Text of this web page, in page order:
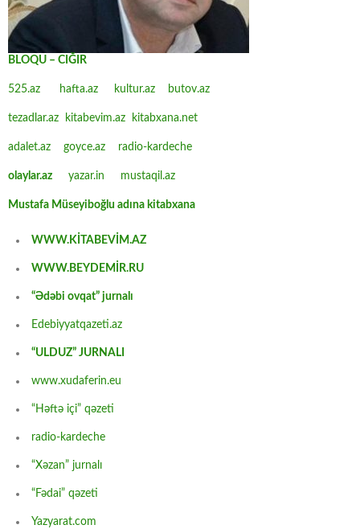
BLOQU – CIĞIR
525.az hafta.az kultur.az butov.az
tezadlar.az kitabevim.az kitabxana.net
adalet.az goyce.az radio-kardeche
olaylar.az yazar.in mustaqil.az
Mustafa Müseyiboğlu adına kitabxana
WWW.KİTABEVİM.AZ
WWW.BEYDEMİR.RU
“Ədəbi ovqat” jurnalı
Edebiyyatqazeti.az
“ULDUZ” JURNALI
www.xudaferin.eu
“Həftə içi” qəzeti
radio-kardeche
“Xəzan” jurnalı
“Fədai” qəzeti
Yazyarat.com